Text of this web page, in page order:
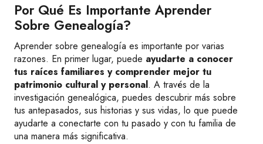
Por Qué Es Importante Aprender
Sobre Genealogía?
Aprender sobre genealogía es importante por varias
razones. En primer lugar, puede ayudarte a conocer
tus raíces familiares y comprender mejor tu
patrimonio cultural y personal. A través de la
investigación genealógica, puedes descubrir más sobre
tus antepasados, sus historias y sus vidas, lo que puede
ayudarte a conectarte con tu pasado y con tu familia de
una manera más significativa.